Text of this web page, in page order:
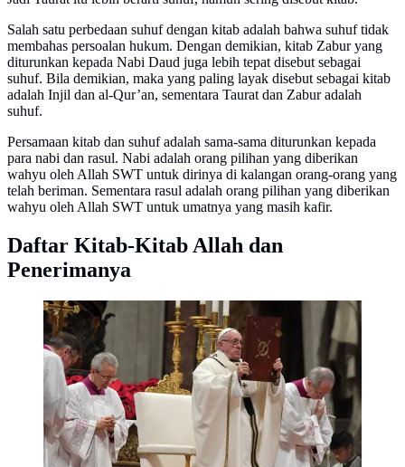
Salah satu perbedaan suhuf dengan kitab adalah bahwa suhuf tidak
membahas persoalan hukum. Dengan demikian, kitab Zabur yang
diturunkan kepada Nabi Daud juga lebih tepat disebut sebagai
suhuf. Bila demikian, maka yang paling layak disebut sebagai kitab
adalah Injil dan al-Qur’an, sementara Taurat dan Zabur adalah
suhuf.
Persamaan kitab dan suhuf adalah sama-sama diturunkan kepada
para nabi dan rasul. Nabi adalah orang pilihan yang diberikan
wahyu oleh Allah SWT untuk dirinya di kalangan orang-orang yang
telah beriman. Sementara rasul adalah orang pilihan yang diberikan
wahyu oleh Allah SWT untuk umatnya yang masih kafir.
Daftar Kitab-Kitab Allah dan
Penerimanya